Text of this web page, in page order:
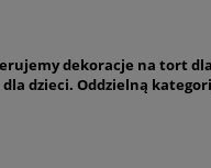
dekoracje na tort
dzieci. Oddzielną